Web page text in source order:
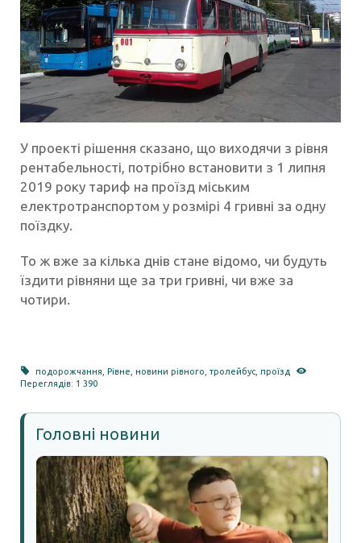
У проекті рішення сказано, що виходячи з рівня
рентабельності, потрібно встановити з 1 липня
2019 року тариф на проїзд міським
електротранспортом у розмірі 4 гривні за одну
поїздку.
То ж вже за кілька днів стане відомо, чи будуть
їздити рівняни ще за три гривні, чи вже за
чотири.
подорожчання ,Рівне ,новини рівного ,тролейбус ,проїзд
Переглядів: 1 390
Головні новини